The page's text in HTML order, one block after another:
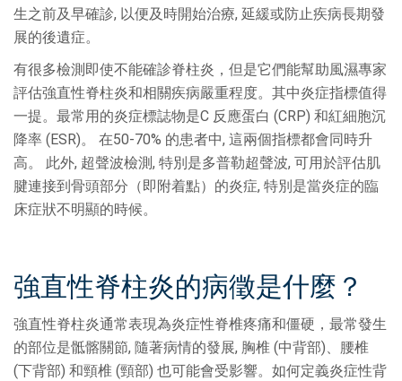
生之前及早確診, 以便及時開始治療, 延緩或防止疾病長期發
展的後遺症。
有很多檢測即使不能確診脊柱炎，但是它們能幫助風濕專家
評估強直性脊柱炎和相關疾病嚴重程度。其中炎症指標值得
一提。最常用的炎症標誌物是C 反應蛋白 (CRP) 和紅細胞沉
降率 (ESR)。 在50-70% 的患者中, 這兩個指標都會同時升
高。 此外, 超聲波檢測, 特別是多普勒超聲波, 可用於評估肌
腱連接到骨頭部分（即附着點）的炎症, 特別是當炎症的臨
床症狀不明顯的時候。
強直性脊柱炎的病徵是什麼？
強直性脊柱炎通常表現為炎症性脊椎疼痛和僵硬，最常發生
的部位是骶髂關節, 隨著病情的發展, 胸椎 (中背部)、腰椎
(下背部) 和頸椎 (頸部) 也可能會受影響。如何定義炎症性背